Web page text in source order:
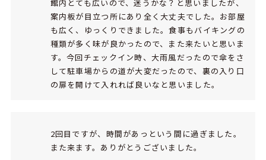
館内とても広いので、迷うかな？と思いましたが、
案内板が目立つ所にあり全く大丈夫でした。お部屋
も広く、ゆっくりできました。食事もバイキングの
種類が多く味が良かったので、また来たいと思いま
す。今回チェックイン時、大雨風だったので傘をさ
して駐車場からの道が大変だったので、裏の入り口
の扉を開けて入れれば良いなと思いました。
2回目ですが、時間があっという間に過ぎました。
また来ます。ありがとうございました。